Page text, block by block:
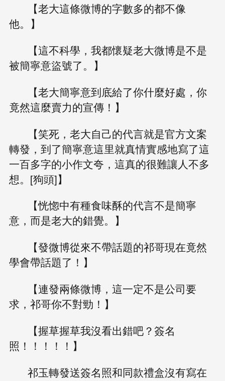
【老大這條微博的字數多的都不像
他。】
【這不科學，我都懷疑老大微博是不是
被簡寧意盜號了。】
【老大簡寧意到底給了你什麼好處，你
竟然這麼賣力的宣傳！】
【笑死，老大自己的代言就是官方文案
轉發，到了簡寧意這里就真情實感地寫了這
一百多字的小作文夸，這真的很難讓人不多
想。[狗頭]】
【恍惚中有種食味酥的代言不是簡寧
意，而是老大的錯覺。】
【發微博從來不帶話題的祁哥現在竟然
學會帶話題了！】
【連發兩條微博，這一定不是公司要
求，祁哥你不對勁！】
【握草握草我沒看出錯吧？簽名
照！！！！！】
祁玉轉發送簽名照和同款禮盒沒有寫在